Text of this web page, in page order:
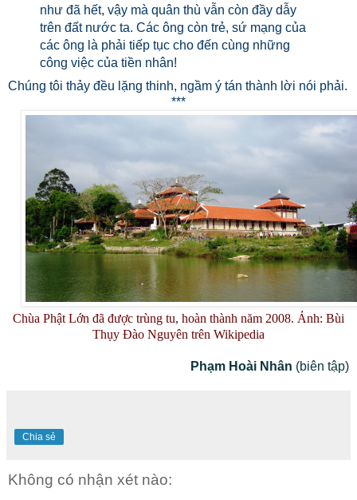
như đã hết, vậy mà quân thù vẫn còn đầy dẫy
trên đất nước ta. Các ông còn trẻ, sứ mạng của
các ông là phải tiếp tục cho đến cùng những
công việc của tiền nhân!
Chúng tôi thảy đều lặng thinh, ngầm ý tán thành lời nói phải.
***
Chùa Phật Lớn đã được trùng tu, hoàn thành năm 2008. Ảnh: Bùi
Thụy Đào Nguyên trên Wikipedia
Phạm Hoài Nhân (biên tập)
Chia sẻ
Không có nhận xét nào: